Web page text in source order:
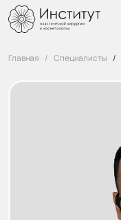
Главная Специалисты